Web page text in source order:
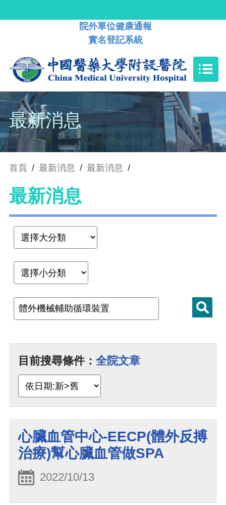
院外單位健康通報
實名登記系統
最新消息
首頁 / 最新消息 / 最新消息 /
最新消息
目前搜尋條件： 全院文章
心臟血管中心-EECP(體外反搏
治療)幫心臟血管做SPA
2022/10/13